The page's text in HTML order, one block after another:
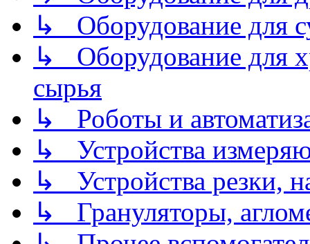
↳ Оборудование для
↳ Оборудование для
сырья
↳ Роботы и
↳ Устройства
↳ Устройства резки,
↳ Грануляторы,